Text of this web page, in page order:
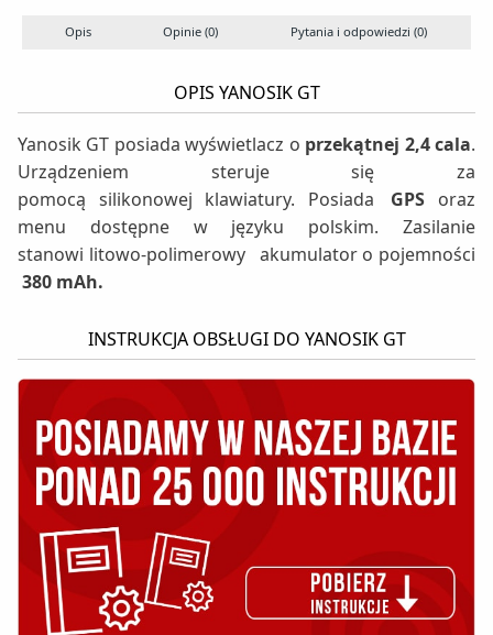
Opis Opinie (0) Pytania i odpowiedzi (0)
OPIS YANOSIK GT
Yanosik GT posiada wyświetlacz o przekątnej 2,4 cala.
Urządzeniem steruje się za
pomocą silikonowej klawiatury. Posiada
GPS oraz
menu dostępne w języku polskim. Zasilanie
stanowi litowo-polimerowy akumulator o pojemności
380 mAh.
INSTRUKCJA OBSŁUGI DO YANOSIK GT